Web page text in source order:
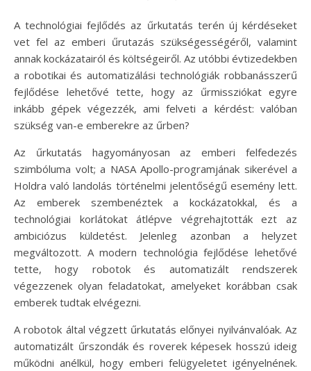
A technológiai fejlődés az űrkutatás terén új kérdéseket
vet fel az emberi űrutazás szükségességéről, valamint
annak kockázatairól és költségeiről. Az utóbbi évtizedekben
a robotikai és automatizálási technológiák robbanásszerű
fejlődése lehetővé tette, hogy az űrmissziókat egyre
inkább gépek végezzék, ami felveti a kérdést: valóban
szükség van-e emberekre az űrben?
Az űrkutatás hagyományosan az emberi felfedezés
szimbóluma volt; a NASA Apollo-programjának sikerével a
Holdra való landolás történelmi jelentőségű esemény lett.
Az emberek szembenéztek a kockázatokkal, és a
technológiai korlátokat átlépve végrehajtották ezt az
ambiciózus küldetést. Jelenleg azonban a helyzet
megváltozott. A modern technológia fejlődése lehetővé
tette, hogy robotok és automatizált rendszerek
végezzenek olyan feladatokat, amelyeket korábban csak
emberek tudtak elvégezni.
A robotok által végzett űrkutatás előnyei nyilvánvalóak. Az
automatizált űrszondák és roverek képesek hosszú ideig
működni anélkül, hogy emberi felügyeletet igényelnének.